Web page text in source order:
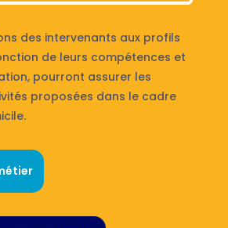
des intervenants aux profils
de leurs compétences et
pourront assurer les
proposées dans le cadre